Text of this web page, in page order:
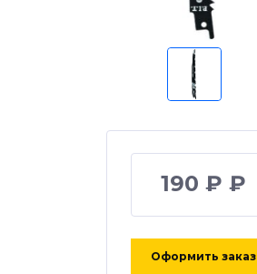
190 ₽ ₽
Оформить заказ